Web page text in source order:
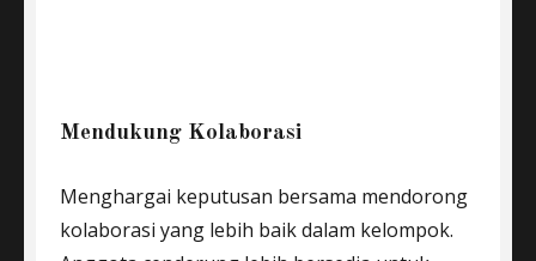
Mendukung Kolaborasi
Menghargai keputusan bersama mendorong
kolaborasi yang lebih baik dalam kelompok.